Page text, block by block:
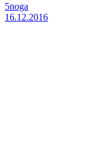
5noga
16.12.2016